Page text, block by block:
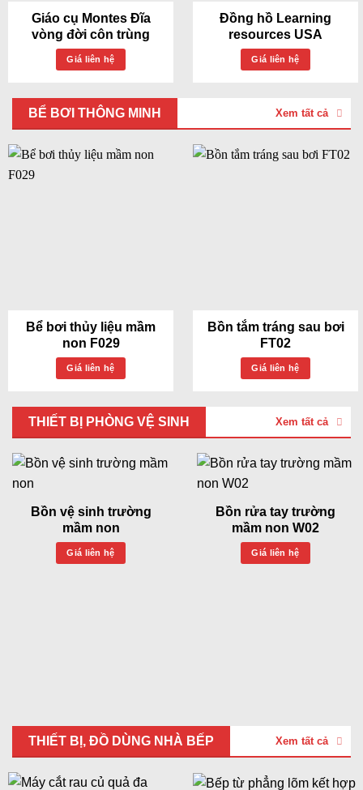
Giáo cụ Montes Đĩa
vòng đời côn trùng
Giá liên hệ
Đồng hồ Learning
resources USA
Giá liên hệ
BỂ BƠI THÔNG MINH Xem tất cả
Bể bơi thủy liệu mầm
non F029
Giá liên hệ
Bồn tắm tráng sau bơi
FT02
Giá liên hệ
THIẾT BỊ PHÒNG VỆ SINH Xem tất cả
Bồn vệ sinh trường
mầm non
Giá liên hệ
Bồn rửa tay trường
mầm non W02
Giá liên hệ
THIẾT BỊ, ĐỒ DÙNG NHÀ BẾP Xem tất cả